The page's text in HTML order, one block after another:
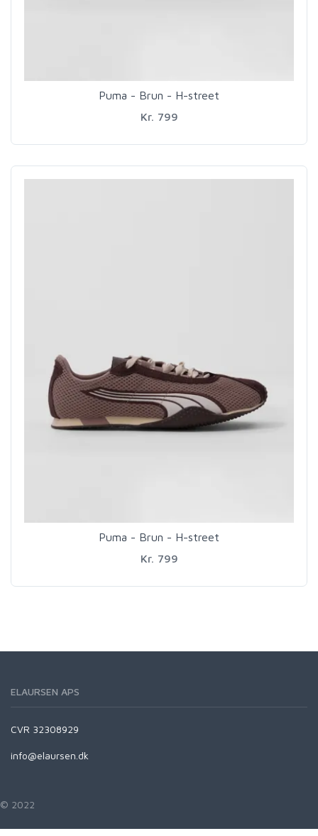
Puma - Brun - H-street
Kr. 799
Puma - Brun - H-street
Kr. 799
ELAURSEN APS
CVR 32308929
info@elaursen.dk
© 2022